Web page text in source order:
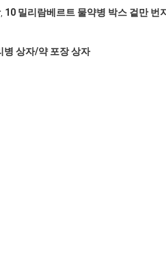
, 10 밀리람베르트 물약병 박스 겉만 번
상자/약 포장 상자